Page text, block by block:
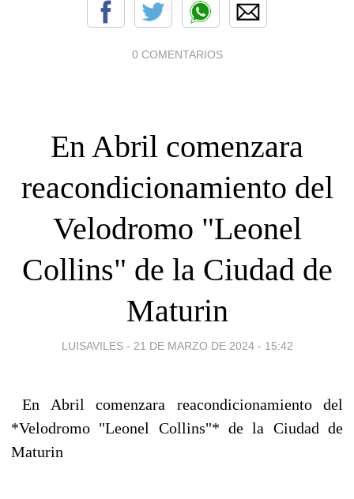
0 COMENTARIOS
En Abril comenzara
reacondicionamiento del
Velodromo "Leonel
Collins" de la Ciudad de
Maturin
LUISAVILES - 21 DE MARZO DE 2024 - 15:42
En Abril comenzara reacondicionamiento del
*Velodromo "Leonel Collins"* de la Ciudad de
Maturin